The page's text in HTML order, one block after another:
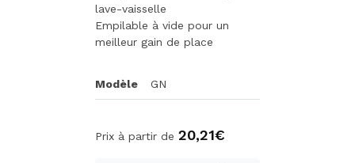
lave-vaisselle
Empilable à vide pour un
meilleur gain de place
Modèle GN
Prix à partir de 20,21€